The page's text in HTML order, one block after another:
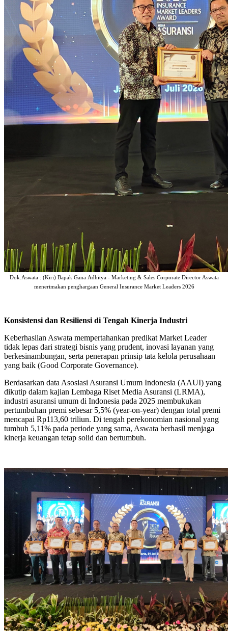
Dok.Aswata : (Kiri) Bapak GanaAdhitya - Marketing & Sales Corporate Director Aswata
menerimakan penghargaan General Insurance Market Leaders 2026
Konsistensi dan Resiliensi di Tengah Kinerja Industri
Keberhasilan Aswata mempertahankan predikat Market Leader
tidak lepas dari strategi bisnis yang prudent, inovasi layanan yang
berkesinambungan, serta penerapan prinsip tata kelola perusahaan
yang baik (Good Corporate Governance).
Berdasarkan data Asosiasi Asuransi Umum Indonesia (AAUI) yang
dikutip dalam kajian Lembaga Riset Media Asuransi (LRMA),
industri asuransi umum di Indonesia pada 2025 membukukan
pertumbuhan premi sebesar 5,5% (year-on-year) dengan total premi
mencapai Rp113,60 triliun. Di tengah perekonomian nasional yang
tumbuh 5,11% pada periode yang sama, Aswata berhasil menjaga
kinerja keuangan tetap solid dan bertumbuh.